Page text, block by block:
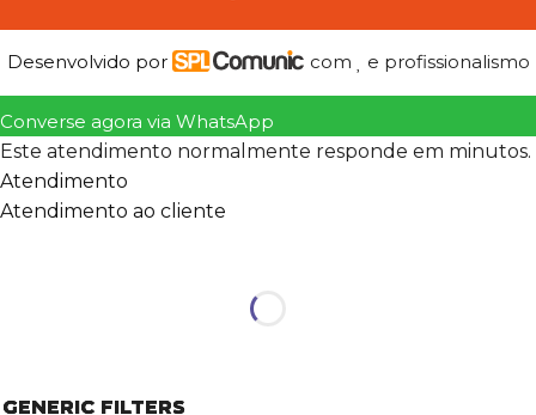
Desenvolvido por com e profissionalismo
Converse agora via WhatsApp
Este atendimento normalmente responde em minutos.
Atendimento
Atendimento ao cliente
GENERIC FILTERS
GENERIC FILTERS
GENERIC FILTERS